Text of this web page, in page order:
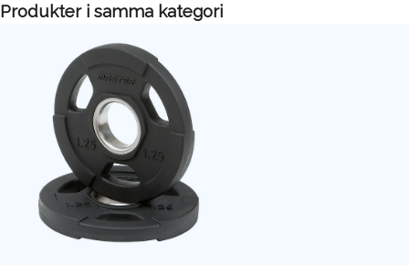
Produkter i samma kategori